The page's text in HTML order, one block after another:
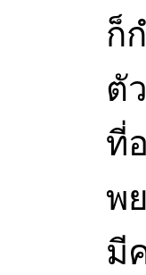
ก็
ตั
ที่
พ
มี